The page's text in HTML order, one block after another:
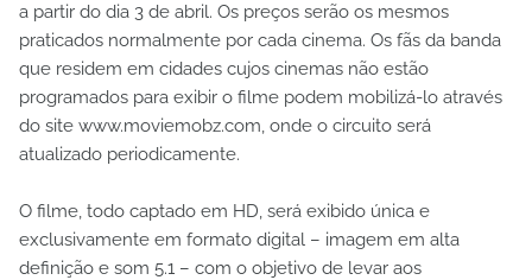
a partir do dia 3 de abril. Os preços serão os mesmos
praticados normalmente por cada cinema. Os fãs da banda
que residem em cidades cujos cinemas não estão
programados para exibir o filme podem mobilizá-lo através
do site www.moviemobz.com, onde o circuito será
atualizado periodicamente.
O filme, todo captado em HD, será exibido única e
exclusivamente em formato digital – imagem em alta
definição e som 5.1 – com o objetivo de levar aos